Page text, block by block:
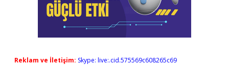
Reklam ve İletişim: Skype: live:.cid.575569c608265c69